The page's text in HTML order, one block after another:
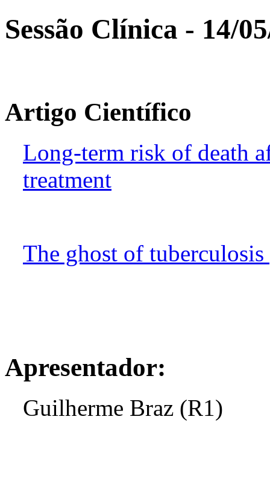
Sessão Clínica - 14/
Artigo Científico
Long-term risk of death
treatment
The ghost of tuberculosis
Apresentador:
Guilherme Braz (R1)